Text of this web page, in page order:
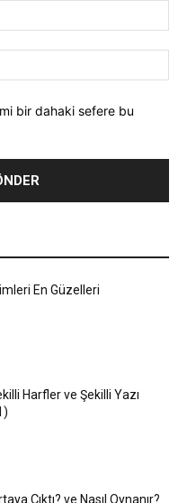
bir dahaki sefere bu
En Güzelleri
Harfler ve Şekilli Yazı
Çıktı? ve Nasıl Oynanır?